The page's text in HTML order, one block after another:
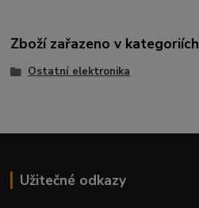
Zboží zařazeno v kategoriích
Ostatní elektronika
Užitečné odkazy